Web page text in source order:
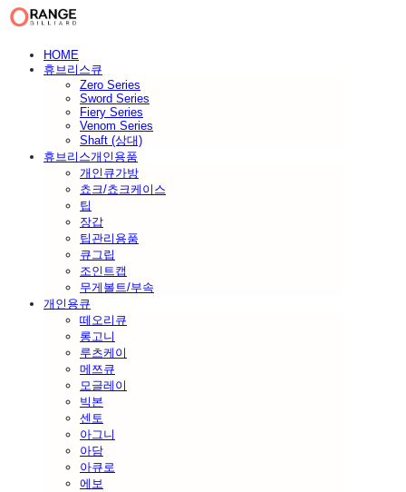
HOME
휴브리스큐
Zero Series
Sword Series
Fiery Series
Venom Series
Shaft (상대)
휴브리스개인용품
개인큐가방
쵸크/쵸크케이스
팁
장갑
팁관리용품
큐그립
조인트캡
무게볼트/부속
개인용큐
떼오리큐
롱고니
루츠케이
메쯔큐
모글레이
빅본
센토
아그니
아담
아큐로
에보